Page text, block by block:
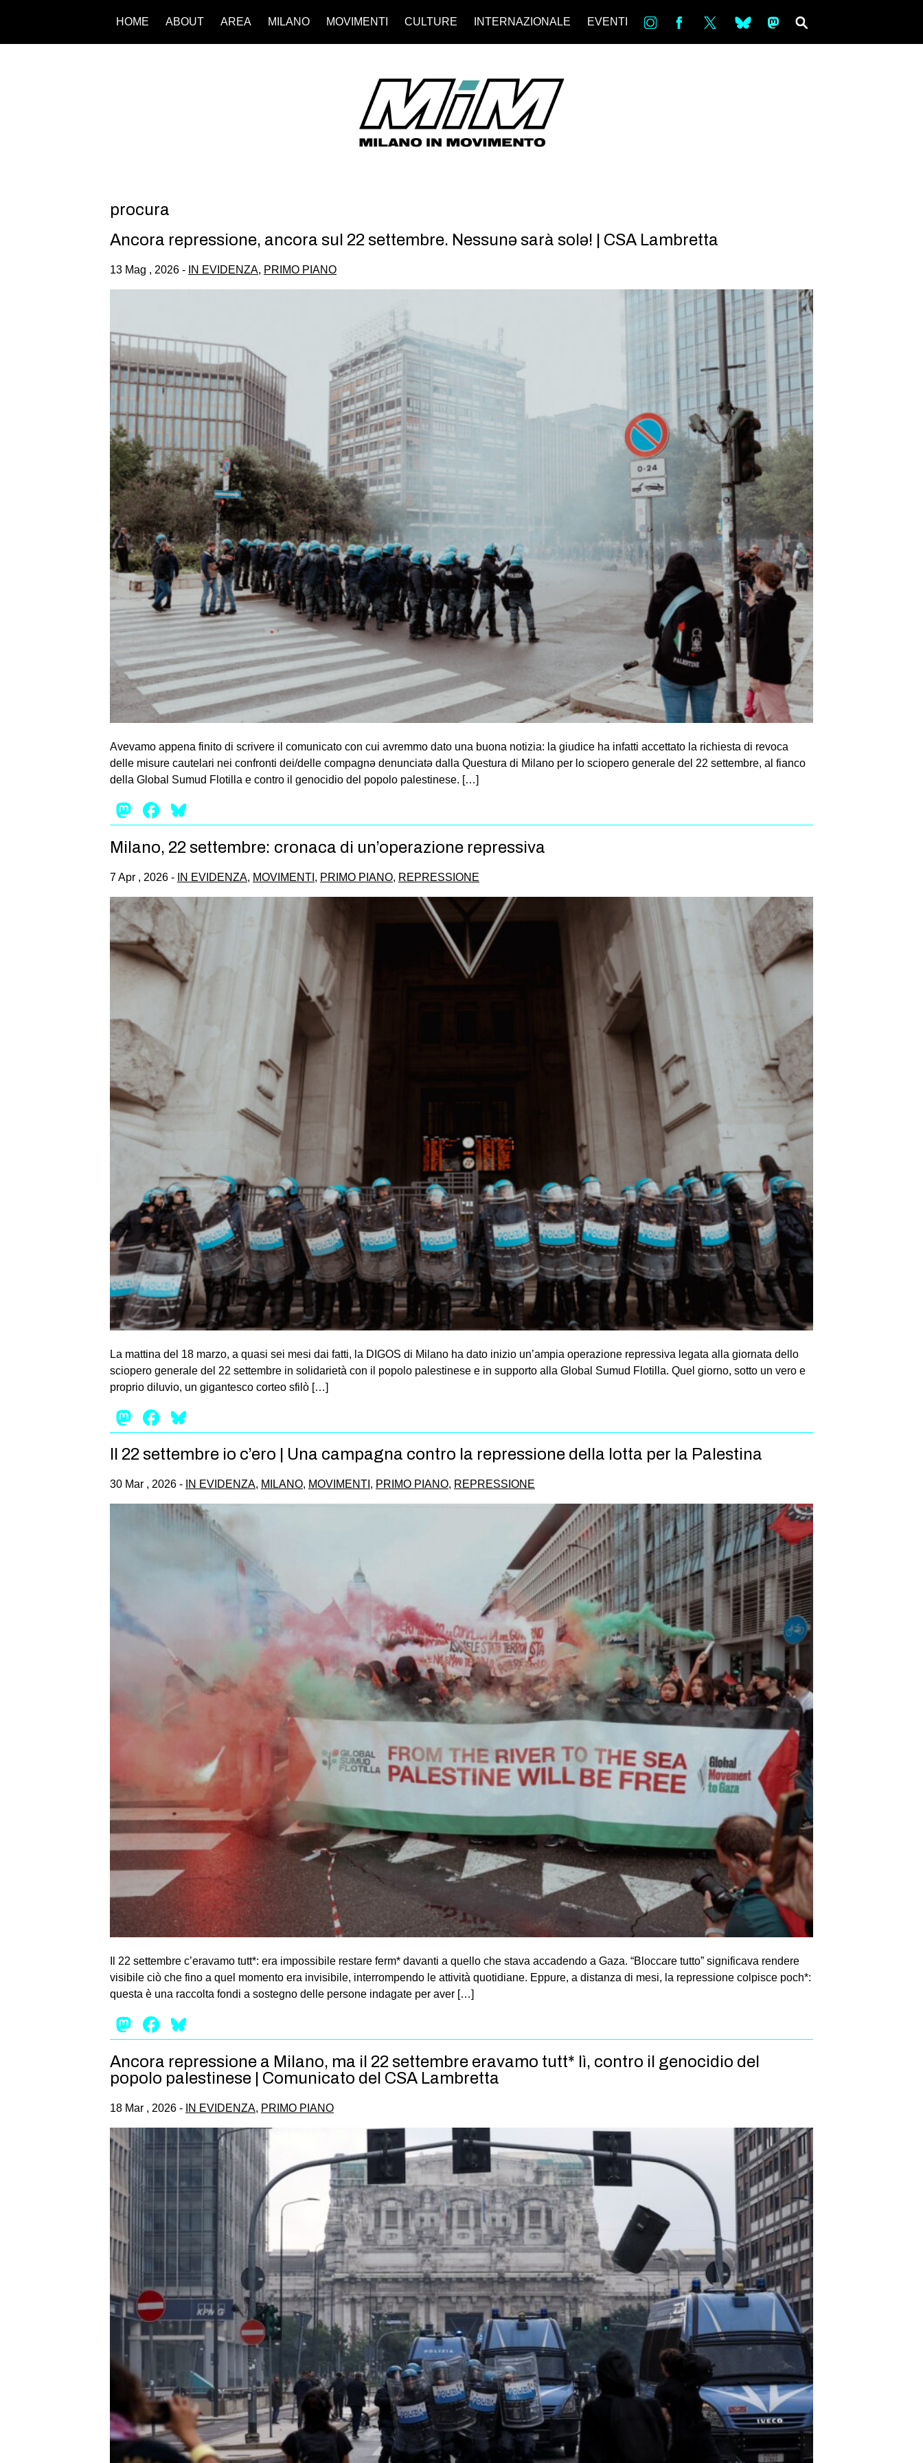
HOME ABOUT AREA MILANO MOVIMENTI CULTURE INTERNAZIONALE EVENTI in bsky ms
procura
Ancora repressione, ancora sul 22 settembre. Nessunə sarà solə! | CSA Lambretta
13 Mag , 2026 - IN EVIDENZA, PRIMO PIANO
Avevamo appena finito di scrivere il comunicato con cui avremmo dato una buona notizia: la giudice ha infatti accettato la richiesta di revoca
delle misure cautelari nei confronti dei/delle compagnə denunciatə dalla Questura di Milano per lo sciopero generale del 22 settembre, al fianco
della Global Sumud Flotilla e contro il genocidio del popolo palestinese. […]
Mastodon
Facebook
Milano, 22 settembre: cronaca di un’operazione repressiva
7 Apr , 2026 - IN EVIDENZA, MOVIMENTI , PRIMO PIANO, REPRESSIONE
La mattina del 18 marzo, a quasi sei mesi dai fatti, la DIGOS di Milano ha dato inizio un’ampia operazione repressiva legata alla giornata dello
sciopero generale del 22 settembre in solidarietà con il popolo palestinese e in supporto alla Global Sumud Flotilla. Quel giorno, sotto un vero e
proprio diluvio, un gigantesco corteo sfilò […]
Mastodon
Facebook
Il 22 settembre io c’ero | Una campagna contro la repressione della lotta per la Palestina
30 Mar , 2026 - IN EVIDENZA, MILANO, MOVIMENTI , PRIMO PIANO, REPRESSIONE
Il 22 settembre c’eravamo tutt*: era impossibile restare ferm* davanti a quello che stava accadendo a Gaza. “Bloccare tutto” significava rendere
visibile ciò che fino a quel momento era invisibile, interrompendo le attività quotidiane. Eppure, a distanza di mesi, la repressione colpisce poch*:
questa è una raccolta fondi a sostegno delle persone indagate per aver […]
Mastodon
Facebook
Ancora repressione a Milano, ma il 22 settembre eravamo tutt* lì, contro il genocidio del
popolo palestinese | Comunicato del CSA Lambretta
18 Mar , 2026 - IN EVIDENZA, PRIMO PIANO